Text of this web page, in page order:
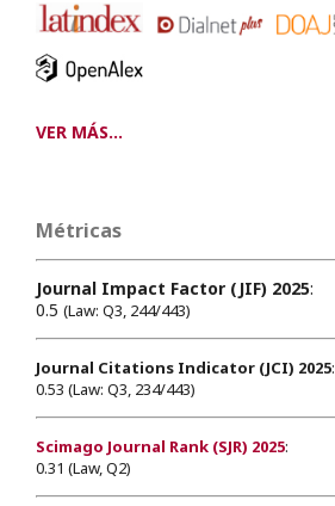
VER MÁS...
Métricas
Journal Impact Factor (JIF) 2025:
0.5 (Law: Q3, 244/443)
Journal Citations Indicator (JCI) 2025:
0.53 (Law: Q3, 234/443)
Scimago Journal Rank (SJR) 2025:
0.31 (Law, Q2)